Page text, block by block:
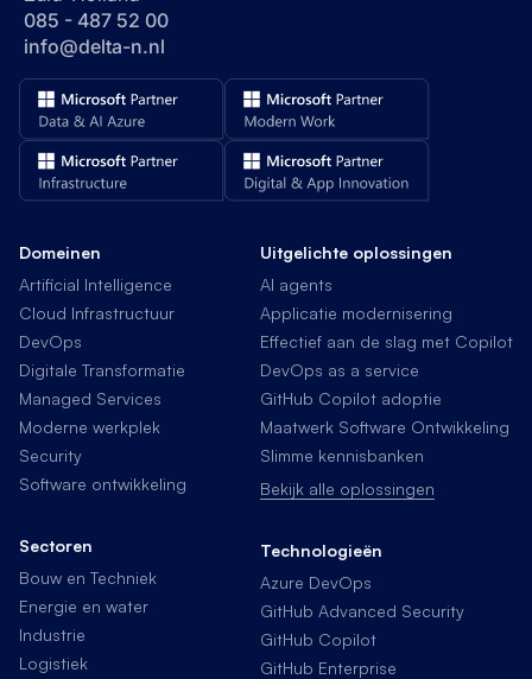
085 - 487 52 00
info@delta-n.nl
Domeinen
Artificial Intelligence
Cloud Infrastructuur
DevOps
Digitale Transformatie
Managed Services
Moderne werkplek
Security
Software ontwikkeling
Sectoren
Bouw en Techniek
Energie en water
Industrie
Logistiek
Uitgelichte oplossingen
AI agents
Applicatie modernisering
Effectief aan de slag met Copilot
DevOps as a service
GitHub Copilot adoptie
Maatwerk Software Ontwikkeling
Slimme kennisbanken
Bekijk alle oplossingen
Technologieën
Azure DevOps
GitHub Advanced Security
GitHub Copilot
GitHub Enterprise